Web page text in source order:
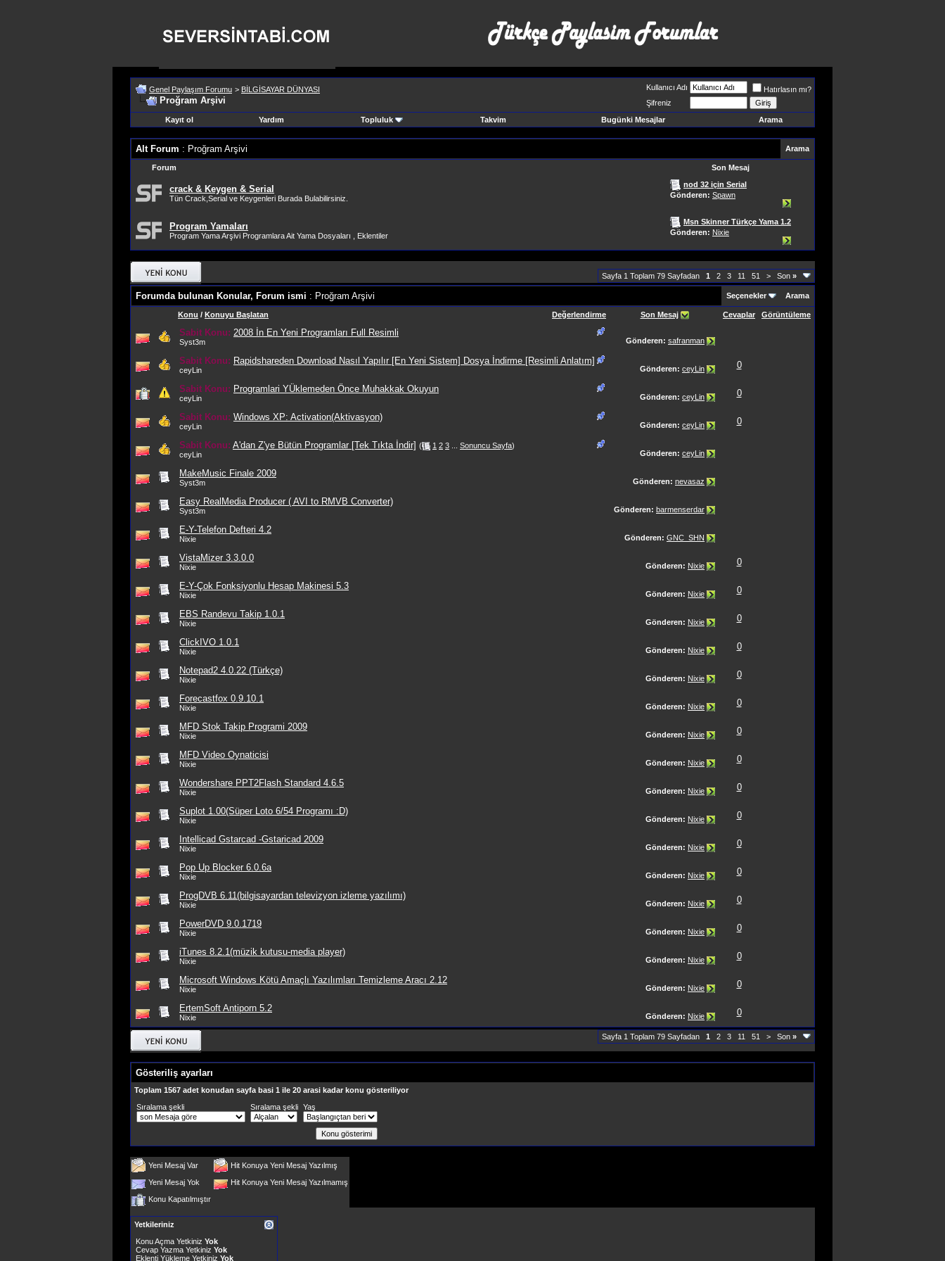
Genel Paylaşım Forumu > BİLGİSAYAR DÜNYASI
Proğram Arşivi
Kullanıcı Adı
Hatırlasın mı?
Şifreniz
Kayıt ol
Yardım Topluluk Takvim Bugünki Mesajlar Arama
Alt Forum : Proğram Arşivi Arama
Forum Son Mesaj
crack & Keygen & Serial
Tün Crack,Serial ve Keygenleri Burada Bulabilirsiniz.
nod 32 için Serial
Gönderen: Spawn
Program Yamaları
Program Yama Arşivi Programlara Ait Yama Dosyaları , Eklentiler
Msn Skinner Türkçe Yama 1.2
Gönderen: Nixie
Sayfa 1 Toplam 79 Sayfadan 1 2 3 11 51 > Son »
Forumda bulunan Konular, Forum ismi : Proğram Arşivi Seçenekler Arama
Değerlendirme
Konu / Konuyu Başlatan Son Mesaj Cevaplar Görüntüleme
Sabit Konu: 2008 İn En Yeni Programları Full Resimli
Syst3m Gönderen: safranman
Sabit Konu: Rapidshareden Download Nasıl Yapılır [En Yeni Sistem] Dosya İndirme [Resimli Anlatım]
ceyLin Gönderen: ceyLin 0
Sabit Konu: Programlari YÜklemeden Önce Muhakkak Okuyun
ceyLin Gönderen: ceyLin 0
Sabit Konu: Windows XP: Activation(Aktivasyon)
ceyLin Gönderen: ceyLin 0
Sabit Konu: A'dan Z'ye Bütün Programlar [Tek Tıkta İndir] ( 1 2 3 Sonuncu Sayfa)
ceyLin
Gönderen: ceyLin
MakeMusic Finale 2009
Syst3m Gönderen: nevasaz
Easy RealMedia Producer ( AVI to RMVB Converter)
Syst3m Gönderen: barmenserdar
E-Y-Telefon Defteri 4.2
Nixie Gönderen: GNC_SHN
VistaMizer 3.3.0.0
Nixie Gönderen: Nixie 0
E-Y-Çok Fonksiyonlu Hesap Makinesi 5.3
Nixie Gönderen: Nixie 0
EBS Randevu Takip 1.0.1
Nixie Gönderen: Nixie 0
ClickIVO 1.0.1
Nixie Gönderen: Nixie 0
Notepad2 4.0.22 (Türkçe)
Nixie Gönderen: Nixie 0
Forecastfox 0.9.10.1
Nixie Gönderen: Nixie 0
MFD Stok Takip Programi 2009
Nixie Gönderen: Nixie 0
MFD Video Oynaticisi
Nixie Gönderen: Nixie 0
Wondershare PPT2Flash Standard 4.6.5
Nixie Gönderen: Nixie 0
Suplot 1.00(Süper Loto 6/54 Programı :D)
Nixie Gönderen: Nixie 0
Intellicad Gstarcad -Gstaricad 2009
Nixie Gönderen: Nixie 0
Pop Up Blocker 6.0.6a
Nixie Gönderen: Nixie 0
ProgDVB 6.11(bilgisayardan televizyon izleme yazılımı)
Nixie Gönderen: Nixie 0
PowerDVD 9.0.1719
Nixie Gönderen: Nixie 0
iTunes 8.2.1(müzik kutusu-media player)
Nixie Gönderen: Nixie 0
Microsoft Windows Kötü Amaçlı Yazılımları Temizleme Aracı 2.12
Nixie Gönderen: Nixie 0
ErtemSoft Antiporn 5.2
Nixie Gönderen: Nixie 0
Sayfa 1 Toplam 79 Sayfadan 1 2 3 11 51 > Son »
Gösteriliş ayarları
Toplam 1567 adet konudan sayfa basi 1 ile 20 arasi kadar konu gösteriliyor
Sıralama şekli
Sıralama şekli Yaş
Yeni Mesaj Var
Hit Konuya Yeni Mesaj Yazılmış
Yeni Mesaj Yok
Hit Konuya Yeni Mesaj Yazılmamış
Konu Kapatılmıştır
Yetkileriniz
Konu Açma Yetkiniz Yok
Cevap Yazma Yetkiniz Yok
Eklenti Yükleme Yetkiniz Yok